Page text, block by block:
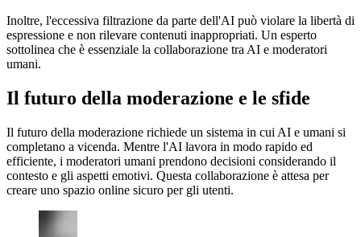
Inoltre, l'eccessiva filtrazione da parte dell'AI può violare la libertà di
espressione e non rilevare contenuti inappropriati. Un esperto
sottolinea che è essenziale la collaborazione tra AI e moderatori
umani.
Il futuro della moderazione e le sfide
Il futuro della moderazione richiede un sistema in cui AI e umani si
completano a vicenda. Mentre l'AI lavora in modo rapido ed
efficiente, i moderatori umani prendono decisioni considerando il
contesto e gli aspetti emotivi. Questa collaborazione è attesa per
creare uno spazio online sicuro per gli utenti.